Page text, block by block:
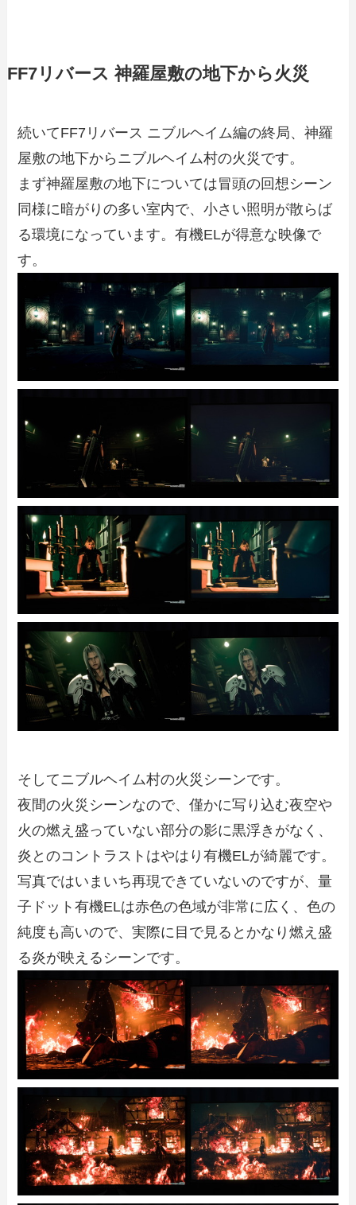
FF7リバース 神羅屋敷の地下から火災
続いてFF7リバース ニブルヘイム編の終局、神羅
屋敷の地下からニブルヘイム村の火災です。
まず神羅屋敷の地下については冒頭の回想シーン
同様に暗がりの多い室内で、小さい照明が散らば
る環境になっています。有機ELが得意な映像で
す。
そしてニブルヘイム村の火災シーンです。
夜間の火災シーンなので、僅かに写り込む夜空や
火の燃え盛っていない部分の影に黒浮きがなく、
炎とのコントラストはやはり有機ELが綺麗です。
写真ではいまいち再現できていないのですが、量
子ドット有機ELは赤色の色域が非常に広く、色の
純度も高いので、実際に目で見るとかなり燃え盛
る炎が映えるシーンです。